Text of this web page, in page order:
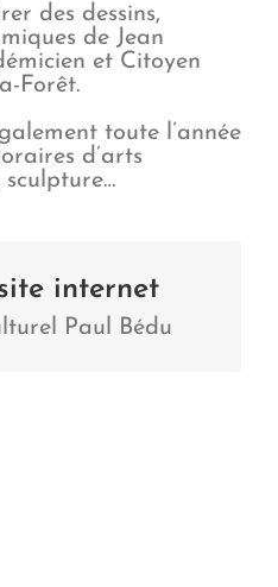
des dessins,
de Jean
et Citoyen
Forêt.
toute l’année
d’arts
sculpture…
internet
Paul Bédu
Paul Bédu